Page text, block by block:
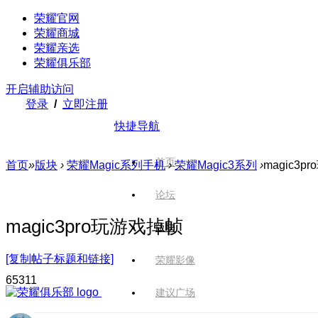
荣耀官网
荣耀商城
荣耀亲选
荣耀俱乐部
开启辅助访问
登录 / 立即注册
快捷导航
首页
论坛
版块
荣耀影像
建议广场
首页»版块 › 荣耀Magic系列手机 › 荣耀Magic3系列 ›
magic3pro玩游戏掉帧
[复制帖子标题和链接]
65311